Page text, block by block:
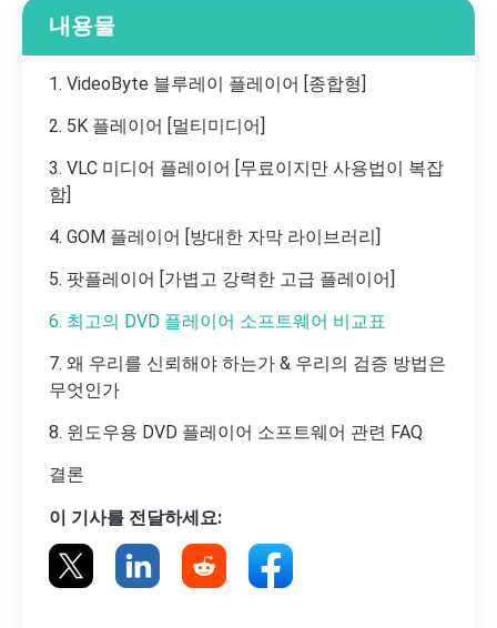
내용물
1. VideoByte 블루레이 플레이어 [종합형]
2. 5K 플레이어 [멀티미디어]
3. VLC 미디어 플레이어 [무료이지만 사용법이 복잡
함]
4. GOM 플레이어 [방대한 자막 라이브러리]
5. 팟플레이어 [가볍고 강력한 고급 플레이어]
6. 최고의 DVD 플레이어 소프트웨어 비교표
7. 왜 우리를 신뢰해야 하는가 & 우리의 검증 방법은
무엇인가
8. 윈도우용 DVD 플레이어 소프트웨어 관련 FAQ
결론
이 기사를 전달하세요: